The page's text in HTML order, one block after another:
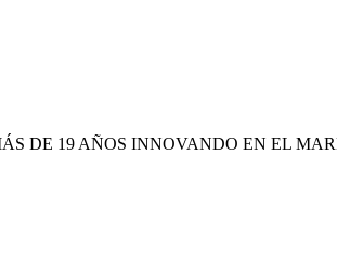
DE 19 AÑOS INNOVANDO EN EL